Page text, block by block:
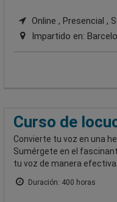
Online , Presencial ,
Impartido en:
Curso de
Convierte tu voz en una
Sumérgete en el
tu voz de manera
Duración: 400 horas